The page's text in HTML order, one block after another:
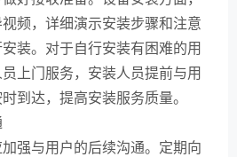
频，详细演示安装步骤和注意
装。对于自行安装有困难的用
上门服务，安装人员提前与用
到达，提高安装服务质量。
强与用户的后续沟通。定期向